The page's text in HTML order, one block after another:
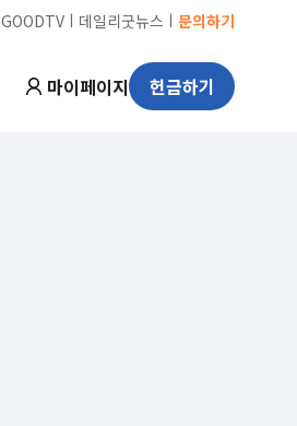
GOODTV ㅣ 데일리굿뉴스 ㅣ 문의하기
마이페이지 헌금하기